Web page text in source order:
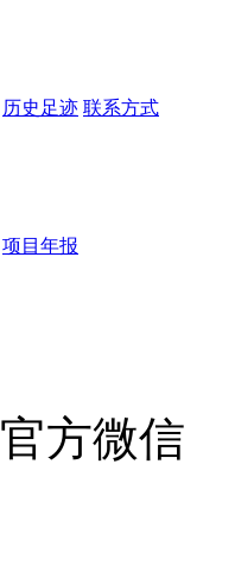
历史足迹 联系方式
项目年报
官方微信